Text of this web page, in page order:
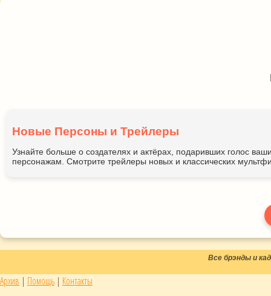
Новые Персоны и Трейлеры
Узнайте больше о создателях и актёрах, подаривших голос
персонажам. Смотрите трейлеры новых и классических
Все брэнды и
Архив | Помощь | Контакты